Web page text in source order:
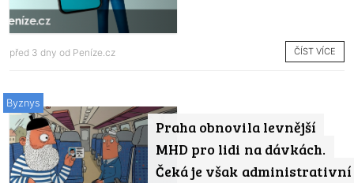
před 3 dny od Peníze.cz ČÍST VÍCE
Praha obnovila levnější
MHD pro lidi na dávkách.
Čeká je však administrativní
Byznys